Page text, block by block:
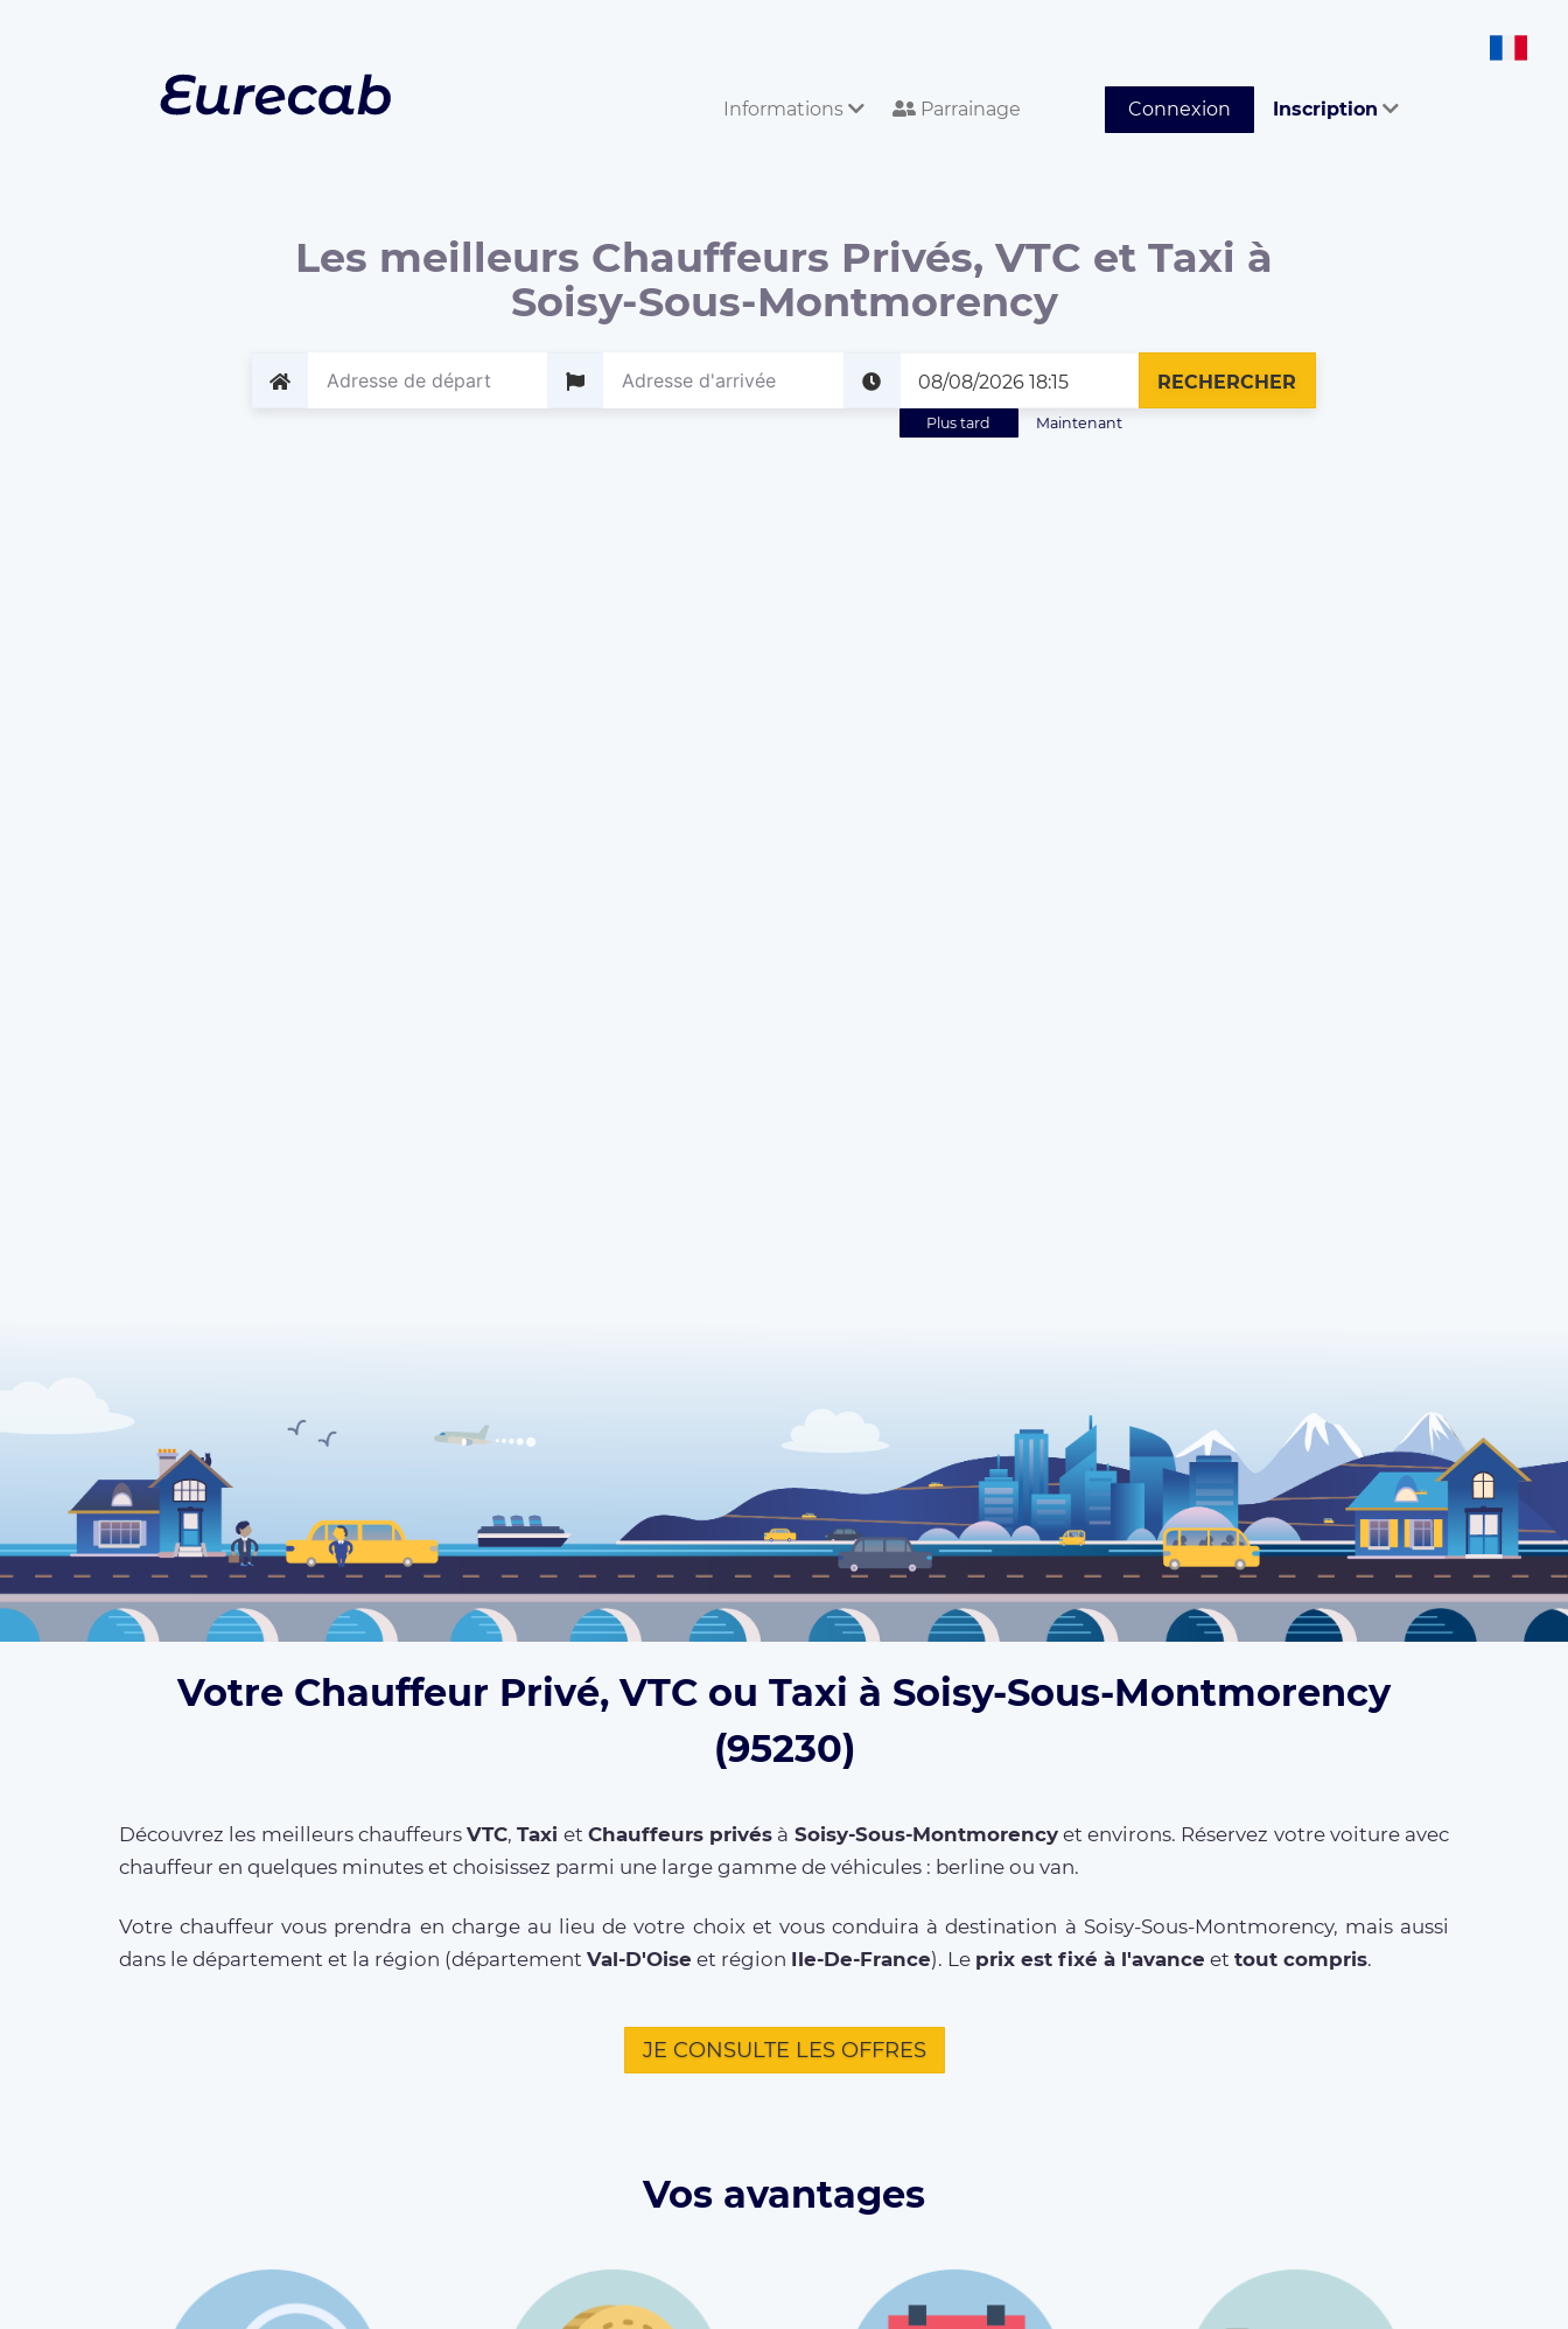
Informations Parrainage Connexion Inscription
Les meilleurs Chauffeurs Privés, VTC et Taxi à
Soisy-Sous-Montmorency
Maintenant
Plus tard
RECHERCHER
Votre Chauffeur Privé, VTC ou Taxi à Soisy-Sous-Montmorency
(95230)
Découvrez les meilleurs chauffeurs VTC,Taxi et Chauffeurs privés à Soisy-Sous-Montmorencyet environs. Réservez votre voiture avec
chauffeur en quelques minutes et choisissez parmi une large gamme de véhicules : berline ou van.
Votre chauffeur vous prendra en charge au lieu de votre choix et vous conduira à destination à Soisy-Sous-Montmorency, mais aussi
dans le département et la région (département Val-D'Oise et région Ile-De-France). Le prix est fixé à l'avance et tout compris.
JE CONSULTE LES OFFRES
Vos avantages